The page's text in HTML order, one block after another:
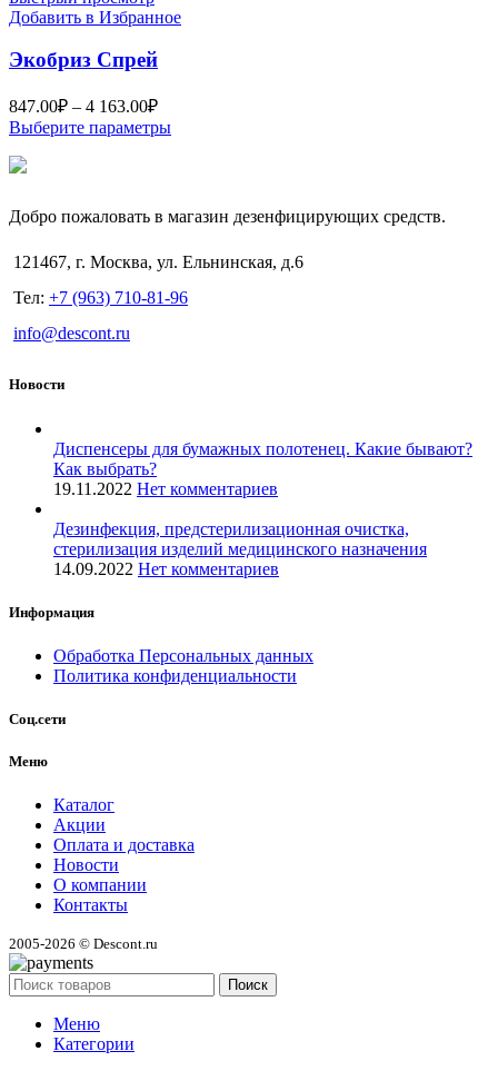
вариаций.
товара.
Добавить в Избранное
Экобриз Спрей
847.00₽ – 4 163.00₽Диапазон
цен:
163.00₽
Выберите параметрыЭтот
Опции
выбрать
странице
Добро пожаловать в магазин дезенфицирующих средств.
121467, г. Москва, ул. Ельнинская, д.6
Тел: +7 (963) 710-81-96
info@descont.ru
Новости
Диспенсеры для бумажных полотенец. Какие бывают?
Как выбрать?
19.11.2022 Нет комментариев
Дезинфекция, предстерилизационная очистка,
стерилизация изделий медицинского назначения
14.09.2022 Нет комментариев
Информация
Обработка Персональных данных
Политика конфиденциальности
Соц.сети
Меню
Каталог
Акции
Оплата и доставка
Новости
О компании
Контакты
2005-2026 © Descont.ru
Поиск
Меню
Категории